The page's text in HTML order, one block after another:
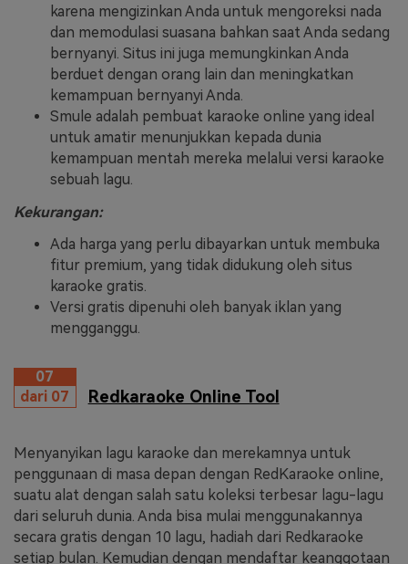
karena mengizinkan Anda untuk mengoreksi nada
dan memodulasi suasana bahkan saat Anda sedang
bernyanyi. Situs ini juga memungkinkan Anda
berduet dengan orang lain dan meningkatkan
kemampuan bernyanyi Anda.
Smule adalah pembuat karaoke online yang ideal
untuk amatir menunjukkan kepada dunia
kemampuan mentah mereka melalui versi karaoke
sebuah lagu.
Kekurangan:
Ada harga yang perlu dibayarkan untuk membuka
fitur premium, yang tidak didukung oleh situs
karaoke gratis.
Versi gratis dipenuhi oleh banyak iklan yang
mengganggu.
07
dari 07
Redkaraoke Online Tool
Menyanyikan lagu karaoke dan merekamnya untuk
penggunaan di masa depan dengan RedKaraoke online,
suatu alat dengan salah satu koleksi terbesar lagu-lagu
dari seluruh dunia. Anda bisa mulai menggunakannya
secara gratis dengan 10 lagu, hadiah dari Redkaraoke
setiap bulan. Kemudian dengan mendaftar keanggotaan